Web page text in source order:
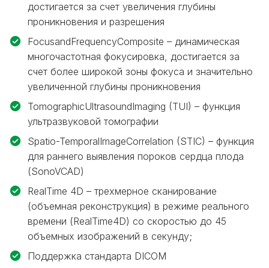
достигается за счет увеличения глубины
проникновения и разрешения
FocusandFrequencyComposite – динамическая
многочастотная фокусировка, достигается за
счет более широкой зоны фокуса и значительно
увеличенной глубины проникновения
TomographicUltrasoundImaging (TUI) – функция
ультразвуковой томографии
Spatio-TemporalImageCorrelation (STIC) – функция
для раннего выявления пороков сердца плода
(SonoVCAD)
RealTime 4D – трехмерное сканирование
(объемная реконструкция) в режиме реального
времени (RealTime4D) со скоростью до 45
объемных изображений в секунду;
Поддержка стандарта DICOM